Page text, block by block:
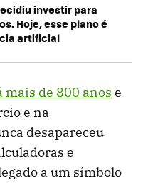
investir para
Hoje, esse plano é
artificial
mais de 800 anos e
e na
desapareceu
e
a um símbolo